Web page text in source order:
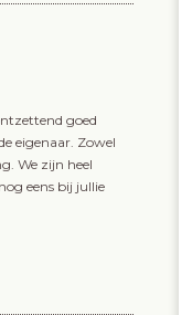
goed
eigenaar. Zowel
We zijn heel
eens bij jullie